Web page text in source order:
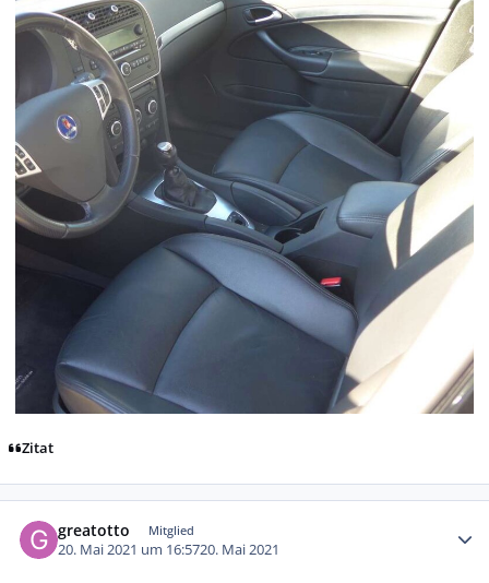
Zitat
greatotto Mitglied
20. Mai 2021 um 16:5720. Mai 2021